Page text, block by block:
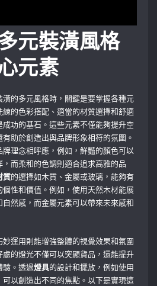
元裝潢風格
元素
潢的多元風格時，關鍵是要掌握各種元
練的色彩搭配、適當的材質選擇和舒適
成功的基石。這些元素不僅能夠提升空
有助於創造出與品牌形象相符的氛圍。
牌理念相呼應，例如，鮮豔的顏色可以
，而柔和的色調則適合追求高雅的品
質的選擇如木質、金屬或玻璃，能夠有
個性和價值。例如，使用天然木材能展
自然感，而金屬元素可以帶來未來感和
妙運用則能增強整體的視覺效果和氛圍
處的燈光不僅可以突顯貨品，還能提升
驗。透過燈具的設計和擺放，例如使用
可以創造出不同的焦點。以下是實現這